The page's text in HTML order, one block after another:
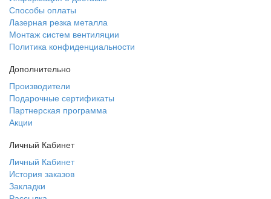
Способы оплаты
Лазерная резка металла
Монтаж систем вентиляции
Политика конфиденциальности
Дополнительно
Производители
Подарочные сертификаты
Партнерская программа
Акции
Личный Кабинет
Личный Кабинет
История заказов
Закладки